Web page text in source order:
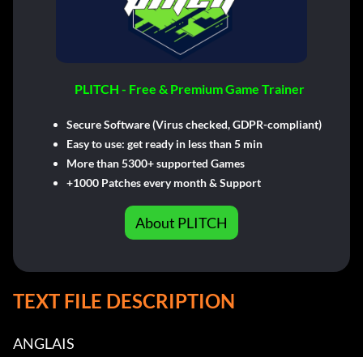
PLITCH - Free & Premium Game Trainer
Secure Software (Virus checked, GDPR-compliant)
Easy to use: get ready in less than 5 min
More than 5300+ supported Games
+1000 Patches every month & Support
About PLITCH
TEXT FILE DESCRIPTION
ANGLAIS